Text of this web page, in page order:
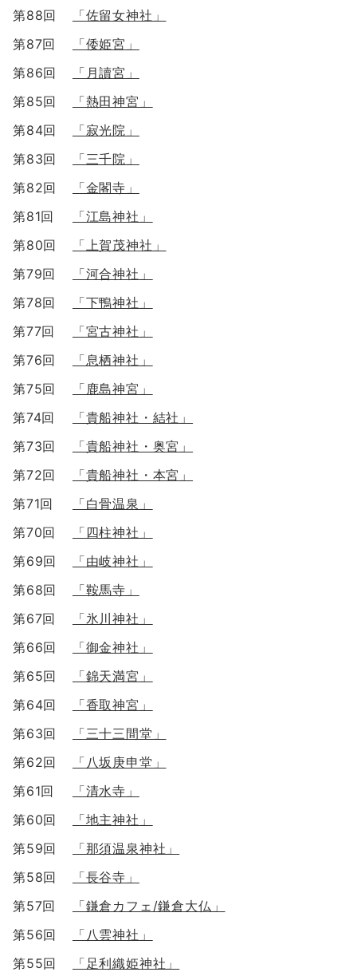
第88回
「佐留女神社」
第87回
「倭姫宮」
第86回
「月讀宮」
第85回
「熱田神宮」
第84回
「寂光院」
第83回
「三千院」
第82回
「金閣寺」
第81回
「江島神社」
第80回
「上賀茂神社」
第79回
「河合神社」
第78回
「下鴨神社」
第77回
「宮古神社」
第76回
「息栖神社」
第75回
「鹿島神宮」
第74回
「貴船神社・結社」
第73回
「貴船神社・奥宮」
第72回
「貴船神社・本宮」
第71回
「白骨温泉」
第70回
「四柱神社」
第69回
「由岐神社」
第68回
「鞍馬寺」
第67回
「氷川神社」
第66回
「御金神社」
第65回
「錦天満宮」
第64回
「香取神宮」
第63回
「三十三間堂」
第62回
「八坂庚申堂」
第61回
「清水寺」
第60回
「地主神社」
第59回
「那須温泉神社」
第58回
「長谷寺」
第57回
「鎌倉カフェ/鎌倉大仏」
第56回
「八雲神社」
第55回
「足利織姫神社」